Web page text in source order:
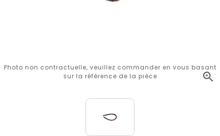

Photo non contractuelle, veuillez commander en vous basant
sur la référence de la pièce